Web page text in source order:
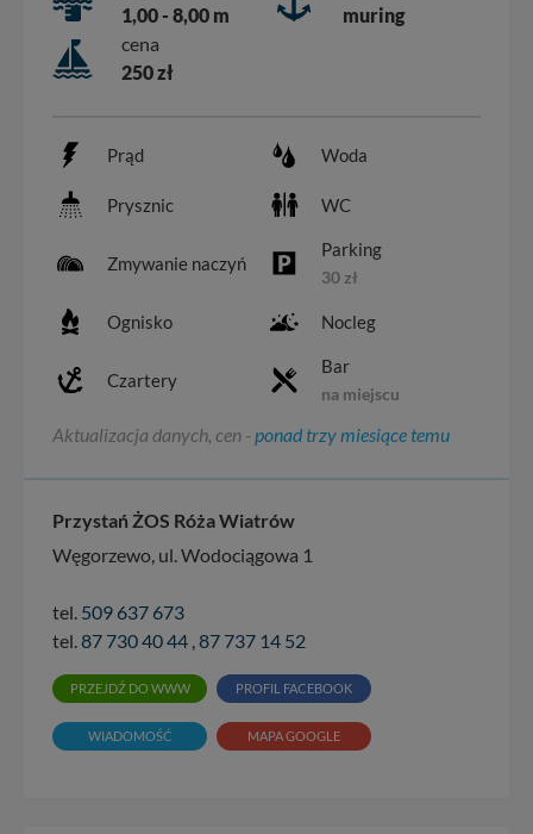
1,00 - 8,00 m
muring
cena
250 zł
Prąd Woda
Prysznic WC
Zmywanie naczyń
Parking
30 zł
Ognisko Nocleg
Czartery
Bar
na miejscu
Aktualizacja danych, cen -ponad trzy miesiące temu
Przystań ŻOS Róża Wiatrów
Węgorzewo, ul. Wodociągowa 1
tel. 509 637 673
tel.87 730 40 44 ,87 737 14 52
PRZEJDŹ DO WWW PROFIL FACEBOOK
WIADOMOŚĆ MAPA GOOGLE